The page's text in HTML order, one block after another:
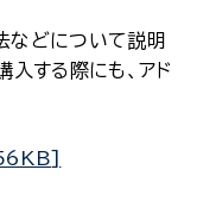
などについて説明
入する際にも、アド